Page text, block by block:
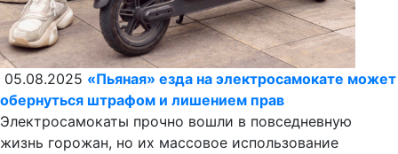
05.08.2025 «Пьяная» езда на электросамокате может
обернуться штрафом и лишением прав
Электросамокаты прочно вошли в повседневную
жизнь горожан, но их массовое использование